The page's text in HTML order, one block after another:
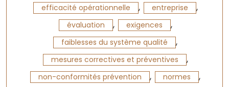
efficacité opérationnelle , entreprise ,
évaluation , exigences ,
faiblesses du système qualité ,
mesures correctives et préventives ,
non-conformités prévention , normes ,